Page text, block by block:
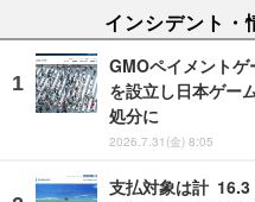
インシデント・
GMOペイメントゲ
を設立し日本ゲー
処分に
2026.7.31(金) 8:05
支払対象は計